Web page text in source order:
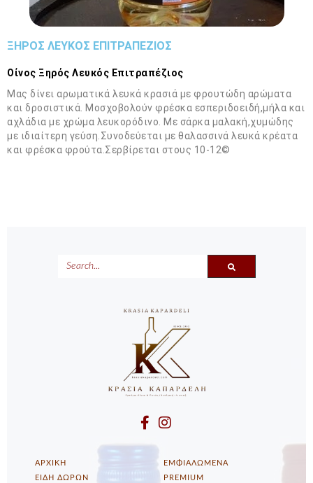
ΞΗΡΟΣ ΛΕΥΚΟΣ ΕΠΙΤΡΑΠΕΖΙΟΣ
Οίνος Ξηρός Λευκός Επιτραπέζιος
Μας δίνει αρωματικά λευκά κρασιά με φρουτώδη αρώματα
και δροσιστικά. Μοσχοβολούν φρέσκα εσπεριδοειδή,μήλα και
αχλάδια με χρώμα λευκορόδινο. Με σάρκα μαλακή,χυμώδης
με ιδιαίτερη γεύση.Συνοδεύεται με θαλασσινά λευκά κρέατα
και φρέσκα φρούτα.Σερβίρεται στους 10-12©
ΑΡΧΙΚΗ
ΕΙΔΗ ΔΩΡΩΝ
ΕΜΦΙΑΛΩΜΕΝΑ
PREMIUM